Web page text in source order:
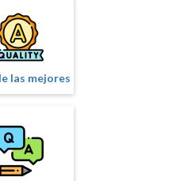
las mejores